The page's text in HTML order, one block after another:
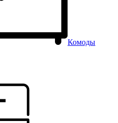
Комоды